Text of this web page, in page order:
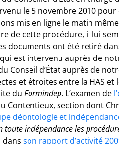
le 5 novembre 2010
mis en ligne le matin
de cette procédure, il lui
documents ont été retiré
est intervenu auprès de
Conseil d’État auprès de
et étroites entre la HAS et
du Formindep. L’examen de
section dont
déontologie et
toute indépendance les
dans son rapport d’activité